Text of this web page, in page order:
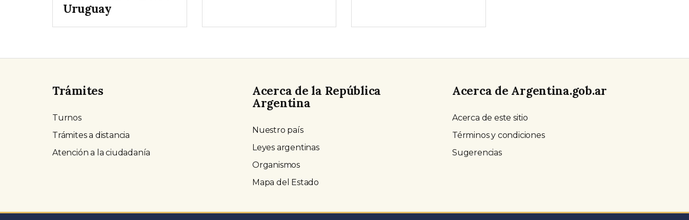
Uruguay
Trámites
Turnos
Trámites a distancia
Atención a la ciudadanía
Acerca de la República
Argentina
Nuestro país
Leyes argentinas
Organismos
Mapa del Estado
Acerca de Argentina.gob.ar
Acerca de este sitio
Términos y condiciones
Sugerencias